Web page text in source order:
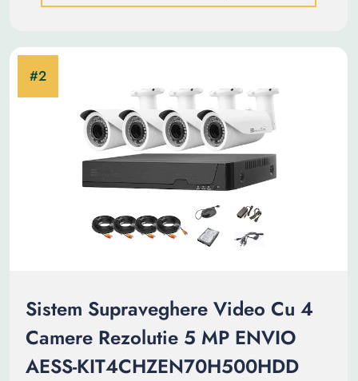
Sistem Supraveghere Video Cu 4
Camere Rezolutie 5 MP ENVIO
AESS-KIT4CHZEN70H500HDD